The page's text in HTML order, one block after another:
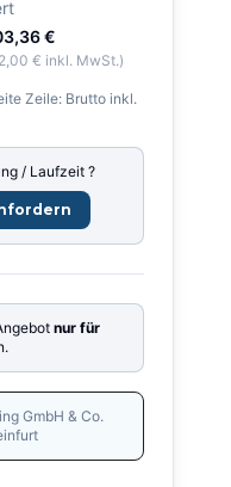
€
€ inkl. MwSt.)
Zeile: Brutto inkl.
/ Laufzeit ?
nur für
GmbH & Co.